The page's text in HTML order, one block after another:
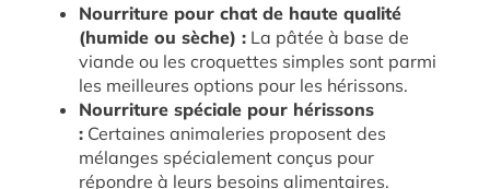
Nourriture pour chat de haute qualité
(humide ou sèche) : La pâtée à base de
viande ou les croquettes simples sont parmi
les meilleures options pour les hérissons.
Nourriture spéciale pour hérissons
: Certaines animaleries proposent des
mélanges spécialement conçus pour
répondre à leurs besoins alimentaires.